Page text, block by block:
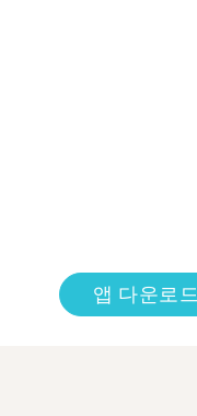
앱 다운로드